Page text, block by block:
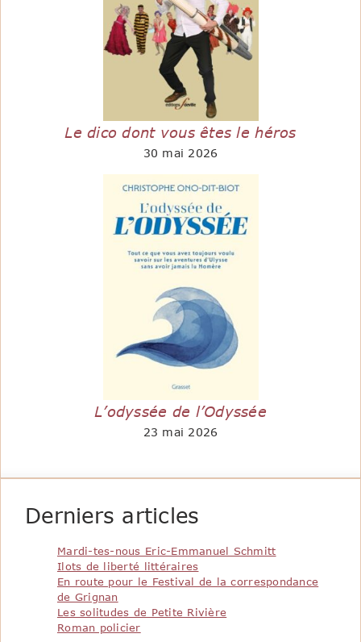
Le dico dont vous êtes le héros
30 mai 2026
L’odyssée de l’Odyssée
23 mai 2026
Derniers articles
Mardi-tes-nous Eric-Emmanuel Schmitt
Ilots de liberté littéraires
En route pour le Festival de la correspondance
de Grignan
Les solitudes de Petite Rivière
Roman policier